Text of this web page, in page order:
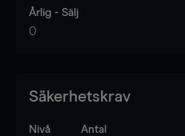
Årlig - Sälj
0
Säkerhetskrav
Nivå Antal